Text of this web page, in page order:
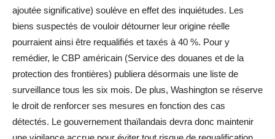
ajoutée significative) soulève en effet des inquiétudes. Les
biens suspectés de vouloir détourner leur origine réelle
pourraient ainsi être requalifiés et taxés à 40 %. Pour y
remédier, le CBP américain (Service des douanes et de la
protection des frontières) publiera désormais une liste de
surveillance tous les six mois. De plus, Washington se réserve
le droit de renforcer ses mesures en fonction des cas
détectés. Le gouvernement thaïlandais devra donc maintenir